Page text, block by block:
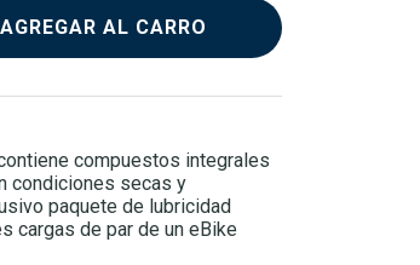
AGREGAR AL CARRO
compuestos integrales
condiciones secas y
paquete de lubricidad
cargas de par de un eBike